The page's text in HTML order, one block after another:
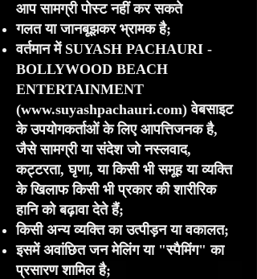
आप सामग्री पोस्ट नहीं कर सकते
गलत या जानबूझकर भ्रामक है;
वर्तमान में SUYASH PACHAURI -
BOLLYWOOD BEACH
ENTERTAINMENT
(www.suyashpachauri.com) वेबसाइट
के उपयोगकर्ताओं के लिए आपत्तिजनक है,
जैसे सामग्री या संदेश जो नस्लवाद,
कट्टरता, घृणा, या किसी भी समूह या व्यक्ति
के खिलाफ किसी भी प्रकार की शारीरिक
हानि को बढ़ावा देते हैं;
किसी अन्य व्यक्ति का उत्पीड़न या वकालत;
इसमें अवांछित जन मेलिंग या "स्पैमिंग" का
प्रसारण शामिल है;